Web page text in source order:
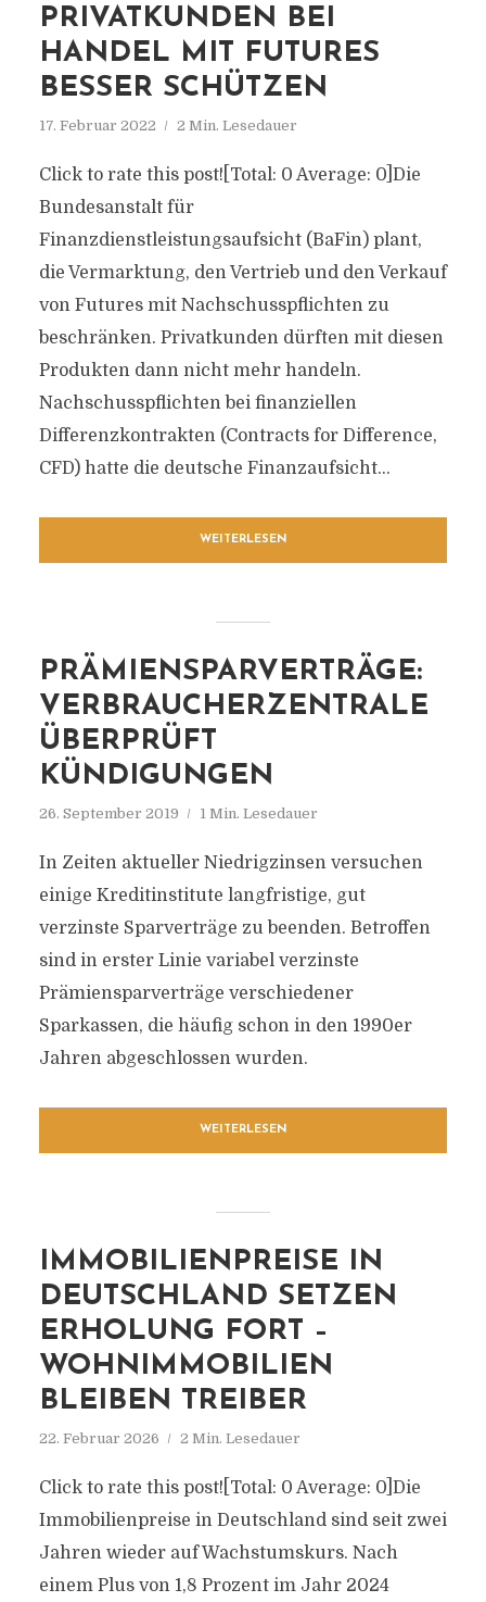
PRIVATKUNDEN BEI
HANDEL MIT FUTURES
BESSER SCHÜTZEN
17. Februar 2022 2 Min. Lesedauer
Click to rate this post![Total: 0 Average: 0]Die
Bundesanstalt für
Finanzdienstleistungsaufsicht (BaFin) plant,
die Vermarktung, den Vertrieb und den Verkauf
von Futures mit Nachschusspflichten zu
beschränken. Privatkunden dürften mit diesen
Produkten dann nicht mehr handeln.
Nachschusspflichten bei finanziellen
Differenzkontrakten (Contracts for Difference,
CFD) hatte die deutsche Finanzaufsicht...
WEITERLESEN
PRÄMIENSPARVERTRÄGE:
VERBRAUCHERZENTRALE
ÜBERPRÜFT
KÜNDIGUNGEN
26. September 2019 1 Min. Lesedauer
In Zeiten aktueller Niedrigzinsen versuchen
einige Kreditinstitute langfristige, gut
verzinste Sparverträge zu beenden. Betroffen
sind in erster Linie variabel verzinste
Prämiensparverträge verschiedener
Sparkassen, die häufig schon in den 1990er
Jahren abgeschlossen wurden.
WEITERLESEN
IMMOBILIENPREISE IN
DEUTSCHLAND SETZEN
ERHOLUNG FORT –
WOHNIMMOBILIEN
BLEIBEN TREIBER
22. Februar 2026 2 Min. Lesedauer
Click to rate this post![Total: 0 Average: 0]Die
Immobilienpreise in Deutschland sind seit zwei
Jahren wieder auf Wachstumskurs. Nach
einem Plus von 1,8 Prozent im Jahr 2024